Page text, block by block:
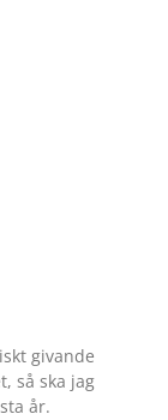
givande
så ska jag
år.